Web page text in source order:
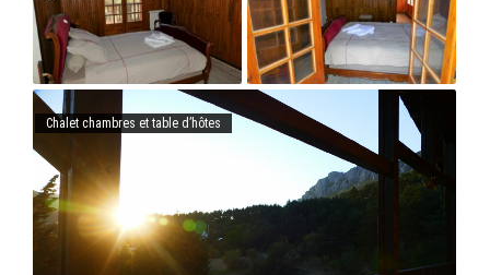
Chalet chambres et table d’hôtes